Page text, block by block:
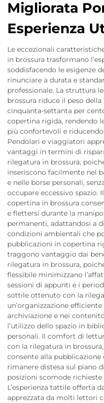
Migliorata
Esperienza
Le eccezionali
in brossura trasformano
soddisfacendo le esigenze
rinunciare a durata e
professionale. La struttura
brossura riduce il peso
cinquanta-settanta per
copertina rigida, rendendo
più confortevoli e
Pendolari e viaggiatori
vantaggi in termini di
rilegatura in brossura,
inseriscono facilmente nel
e nelle borse personali,
occupare eccessivo spazio.
copertina in brossura
e flettersi durante la
permanenti, adattandosi a
condizioni ambientali che
pubblicazioni in copertina
traggono vantaggio dai
rilegatura in brossura,
flessibile minimizzano
sessioni di appunti e i
sottile ottenuto con la
un’organizzazione
archiviazione e nei
l’utilizzo dello spazio in
personali. Il comfort di
con la rilegatura in
consente alla
rimanere distesa sul piano
posizioni scomode
L’esperienza tattile offerta
apprezzata da molti lettori